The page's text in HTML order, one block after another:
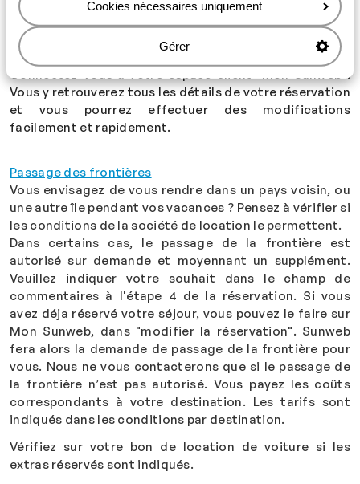
Cookies nécessaires uniquement
Gérer
que vous avez réservés y figurent bien.
Votre espace "Mon Sunweb" - tous les détails de votre
réservation
Connectez-vous à votre espace client "Mon Sunweb".
Vous y retrouverez tous les détails de votre réservation
et vous pourrez effectuer des modifications
facilement et rapidement.
Passage des frontières
Vous envisagez de vous rendre dans un pays voisin, ou
une autre île pendant vos vacances ? Pensez à vérifier si
les conditions de la société de location le permettent.
Dans certains cas, le passage de la frontière est
autorisé sur demande et moyennant un supplément.
Veuillez indiquer votre souhait dans le champ de
commentaires à l'étape 4 de la réservation. Si vous
avez déja réservé votre séjour, vous pouvez le faire sur
Mon Sunweb, dans "modifier la réservation". Sunweb
fera alors la demande de passage de la frontière pour
vous. Nous ne vous contacterons que si le passage de
la frontière n’est pas autorisé. Vous payez les coûts
correspondants à votre destination. Les tarifs sont
indiqués dans les conditions par destination.
Vérifiez sur votre bon de location de voiture si les
extras réservés sont indiqués.